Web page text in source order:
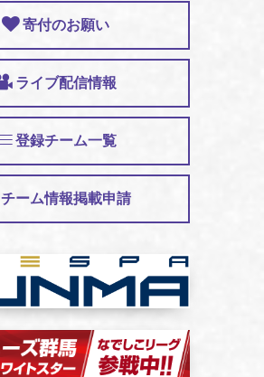
寄付のお願い
ライブ配信情報
登録チーム一覧
チーム情報掲載申請